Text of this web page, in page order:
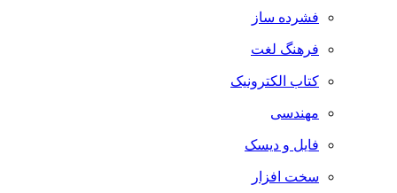
فشرده ساز
فرهنگ لغت
کتاب الکترونیک
مهندسی
فایل و دیسک
سخت افزار